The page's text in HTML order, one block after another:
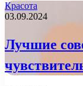
Красота
03.09.2024
Лучшие